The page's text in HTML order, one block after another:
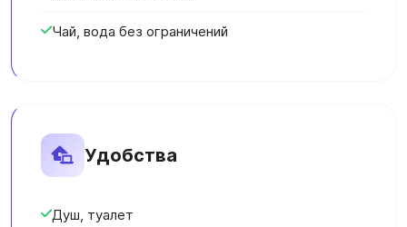
Чай, вода без ограничений
Удобства
Душ, туалет